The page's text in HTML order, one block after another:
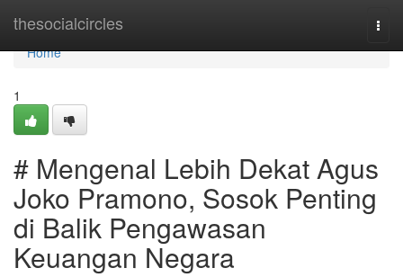
thesocialcircles
Home
Home
1
# Mengenal Lebih Dekat Agus
Joko Pramono, Sosok Penting
di Balik Pengawasan
Keuangan Negara